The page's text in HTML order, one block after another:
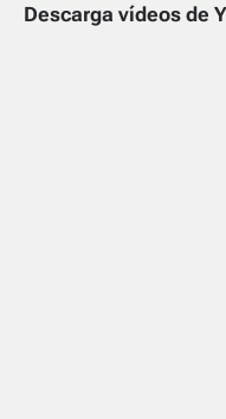
Descarga vídeos de